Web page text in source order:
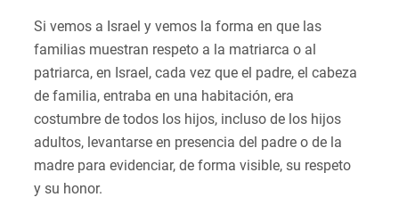
Si vemos a Israel y vemos la forma en que las
familias muestran respeto a la matriarca o al
patriarca, en Israel, cada vez que el padre, el cabeza
de familia, entraba en una habitación, era
costumbre de todos los hijos, incluso de los hijos
adultos, levantarse en presencia del padre o de la
madre para evidenciar, de forma visible, su respeto
y su honor.